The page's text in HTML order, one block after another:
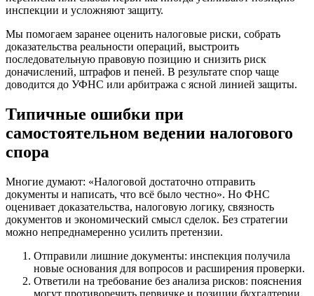
инспекции и усложняют защиту.
Мы помогаем заранее оценить налоговые риски, собрать
доказательства реальности операций, выстроить
последовательную правовую позицию и снизить риск
доначислений, штрафов и пеней. В результате спор чаще
доводится до УФНС или арбитража с ясной линией защиты.
Типичные ошибки при
самостоятельном ведении налогового
спора
Многие думают: «Налоговой достаточно отправить
документы и написать, что всё было честно». Но ФНС
оценивает доказательства, налоговую логику, связность
документов и экономический смысл сделок. Без стратегии
можно непреднамеренно усилить претензии.
Отправили лишние документы: инспекция получила
новые основания для вопросов и расширения проверки.
Ответили на требование без анализа рисков: пояснения